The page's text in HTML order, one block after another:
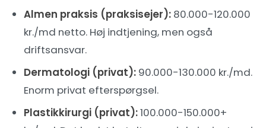
Almen praksis (praksisejer): 80.000-120.000
kr./md netto. Høj indtjening, men også
driftsansvar.
Dermatologi (privat): 90.000-130.000 kr./md.
Enorm privat efterspørgsel.
Plastikkirurgi (privat):100.000-150.000+